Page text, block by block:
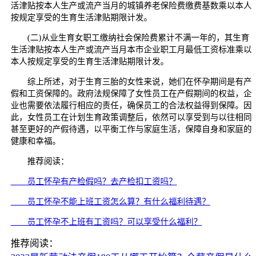
活津贴按本人生产或流产当月的城镇养老保险费缴费基数乘以本人
按规定享受的生育生活津贴期限计发。
(二)从业生育女职工缴纳社会保险费累计不满一年的，其生育
生活津贴按本人生产或流产当月本市企业职工月最低工资标准乘以
本人按规定享受的生育生活津贴期限计发。
综上所述，对于生育三胎的女性来说，她们在怀孕期间是有产
假和工资保障的。政府法规保障了女性员工在产假期间的权益，企
业也需要依法履行相应的责任，确保员工的合法权益得到保障。因
此，女性员工在计划生育政策调整后，依然可以享受到与以往相同
甚至更好的产假待遇，以平衡工作与家庭生活，保障自身和家庭的
健康和幸福。
推荐阅读：
员工怀孕有产检假吗？去产检扣工资吗？
员工怀孕不能上班工资怎么算？有什么福利待遇？
员工怀孕不上班有工资吗？可以享受什么福利？
推荐阅读：